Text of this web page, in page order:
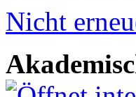
Nicht